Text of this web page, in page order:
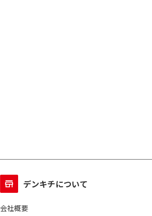
デンキチについて
会社概要